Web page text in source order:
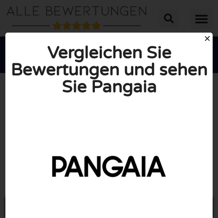

INSGESAMT: 10/10
Vergleichen Sie
Bewertungen und sehen
Sie Pangaia